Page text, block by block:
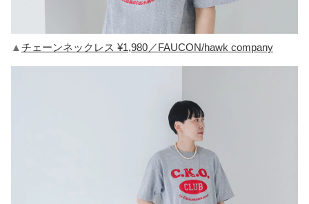
▲ チェーンネックレス ¥1,980／FAUCON/hawk company